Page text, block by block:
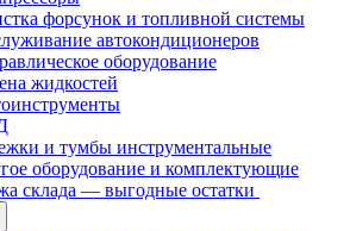
форсунок и топливной системы
автокондиционеров
оборудование
жидкостей
и тумбы инструментальные
оборудование и комплектующие
склада — выгодные остатки